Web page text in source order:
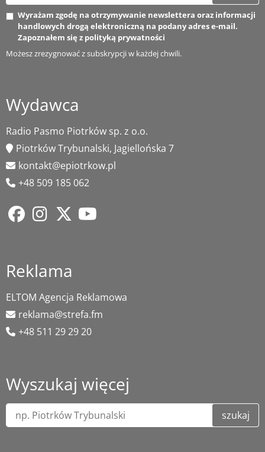
Wyrażam zgodę na otrzymywanie newslettera oraz informacji
handlowych drogą elektroniczną na podany adres e-mail.
Zapoznałem się z polityką prywatności
Możesz zrezygnować z subskrypcji w każdej chwili.
Wydawca
Radio Pasmo Piotrków sp. z o.o.
Piotrków Trybunalski, Jagiellońska 7
kontakt@epiotrkow.pl
+48 509 185 062
Reklama
ELTOM Agencja Reklamowa
reklama@strefa.fm
+48 511 29 29 20
Wyszukaj więcej
szukaj